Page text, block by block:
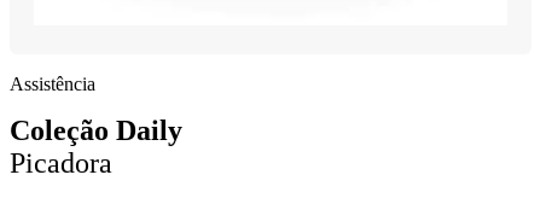
Assistência
Coleção Daily
Picadora